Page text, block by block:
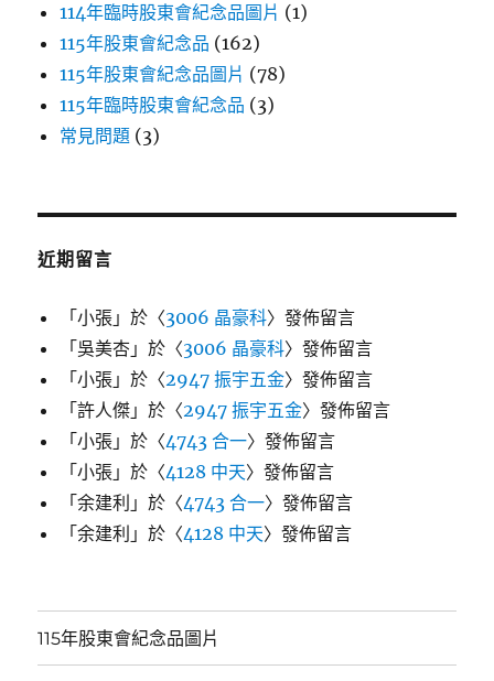
114年臨時股東會紀念品圖片 (1)
115年股東會紀念品 (162)
115年股東會紀念品圖片 (78)
115年臨時股東會紀念品 (3)
常見問題 (3)
近期留言
「小張 」於〈3006 晶豪科〉發佈留言
「吳美杏 」於〈3006 晶豪科〉發佈留言
「小張 」於〈2947 振宇五金〉發佈留言
「許人傑 」於〈2947 振宇五金〉發佈留言
「小張 」於〈4743 合一〉發佈留言
「小張 」於〈4128 中天〉發佈留言
「余建利 」於〈4743 合一〉發佈留言
「余建利 」於〈4128 中天〉發佈留言
115年股東會紀念品圖片